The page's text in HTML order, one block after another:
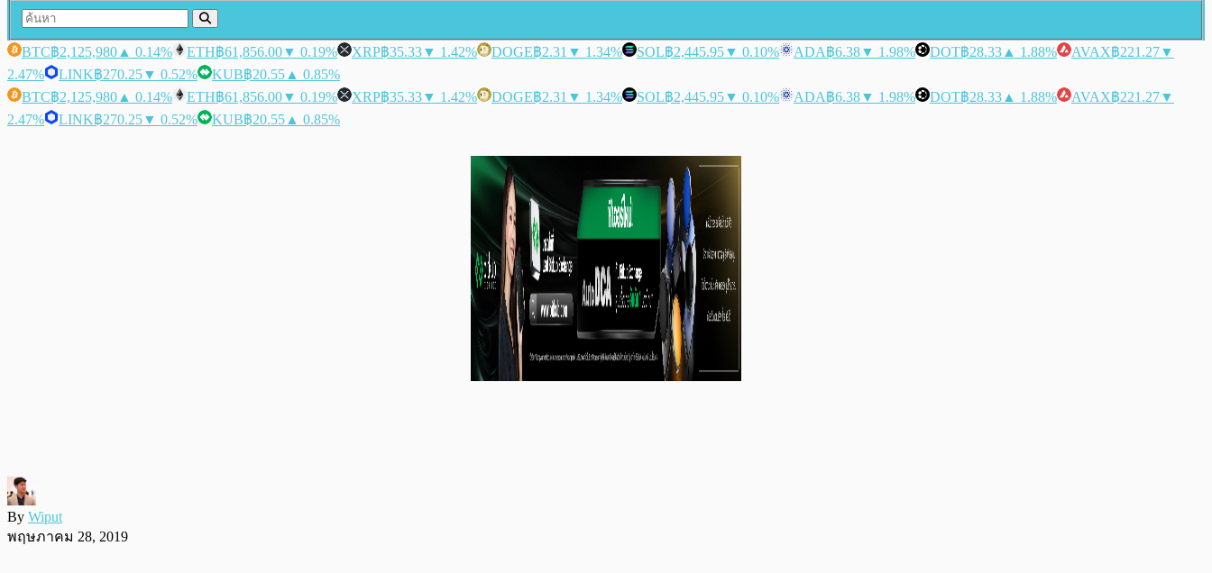
BTC฿2,125,980 ▲ 0.14% ETH฿61,856.00▼ 0.19% XRP฿35.33▼ 1.42% DOGE฿2.31 ▼ 1.34% SOL฿2,445.95▼ 0.10% ADA฿6.38▼ 1.98% DOT฿28.33 ▲ 1.88% AVAX฿221.27▼
2.47%
LINK฿270.25▼ 0.52% KUB฿20.55 ▲ 0.85%
BTC฿2,125,980 ▲ 0.14% ETH฿61,856.00▼ 0.19% XRP฿35.33▼ 1.42% DOGE฿2.31 ▼ 1.34% SOL฿2,445.95▼ 0.10% ADA฿6.38▼ 1.98% DOT฿28.33 ▲ 1.88% AVAX฿221.27▼
2.47%
LINK฿270.25▼ 0.52% KUB฿20.55 ▲ 0.85%
By Wiput
พฤษภาคม 28, 2019